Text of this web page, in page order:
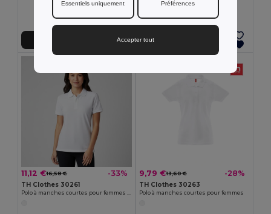
Polo technique pour femme
Ajouter au Panier
11,12 €16,58 € -33%
TH Clothes 30261
9,79 €13,60 € -28%
TH Clothes 30263
Polo à manches courtes pour femmes
Essentiels uniquement Préférences
Accepter tout